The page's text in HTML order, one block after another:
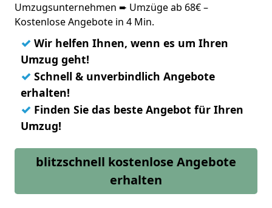
Umzugsunternehmen ➨ Umzüge ab 68€ –
Kostenlose Angebote in 4 Min.
✓ Wir helfen Ihnen, wenn es um Ihren
Umzug geht!
✓ Schnell & unverbindlich Angebote
erhalten!
✓ Finden Sie das beste Angebot für Ihren
Umzug!
blitzschnell kostenlose Angebote
erhalten